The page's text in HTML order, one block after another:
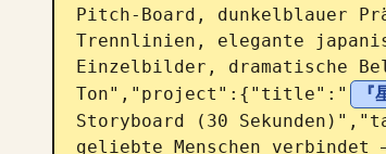
Pitch-Board, dunkelblauer
Trennlinien, elegante
Einzelbilder, dramatische
Ton","project":{"title":"
Storyboard (30
geliebte Menschen